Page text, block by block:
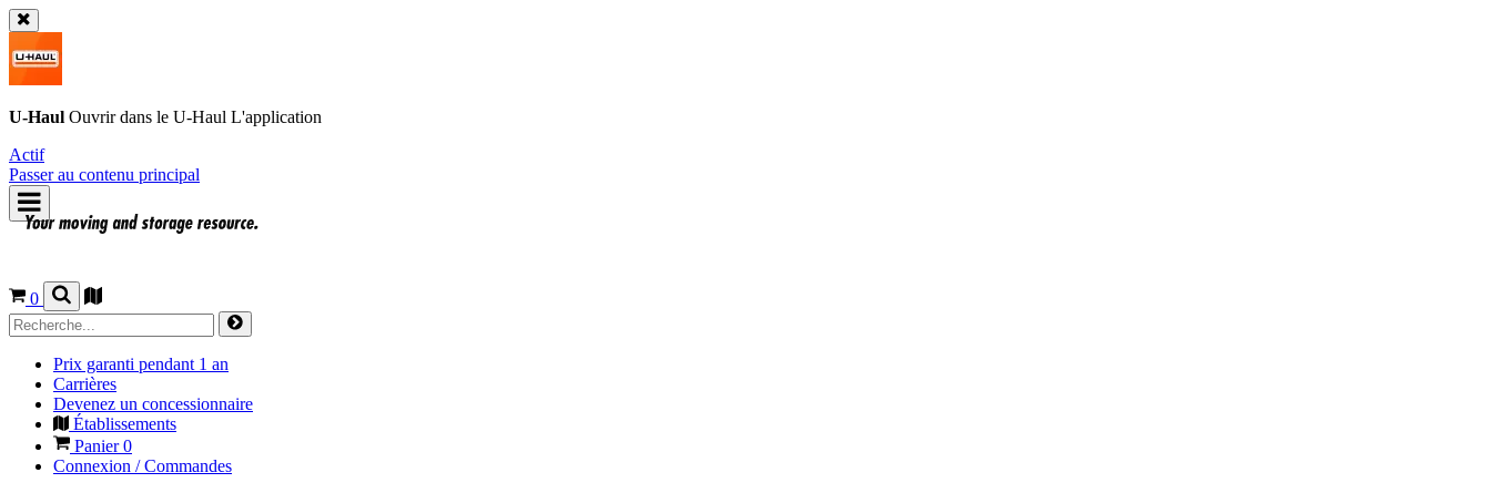
U-Haul Ouvrir dans le U-Haul L'application
Actif
Passer au contenu principal
0
Prix garanti pendant 1 an
Carrières
Devenez un concessionnaire
Établissements
Panier0
Connexion / Commandes